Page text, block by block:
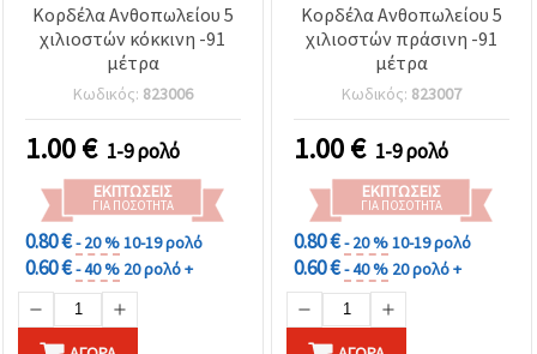
Κορδέλα Ανθοπωλείου 5
χιλιοστών κόκκινη -91
μέτρα
Κωδικός: 823006
1.00€ 1-9 ρολό
ΕΚΠΤΏΣΕΙΣ
ΓΙΑ ΠΟΣΌΤΗΤΑ
0.80 €- 20 %10-19 ρολό
0.60 €- 40 % 20 ρολό +
Κορδέλα Ανθοπωλείου 5
χιλιοστών πράσινη -91
μέτρα
Κωδικός: 823007
1.00€ 1-9 ρολό
ΕΚΠΤΏΣΕΙΣ
ΓΙΑ ΠΟΣΌΤΗΤΑ
0.80 €- 20 %10-19 ρολό
0.60 €- 40 % 20 ρολό +